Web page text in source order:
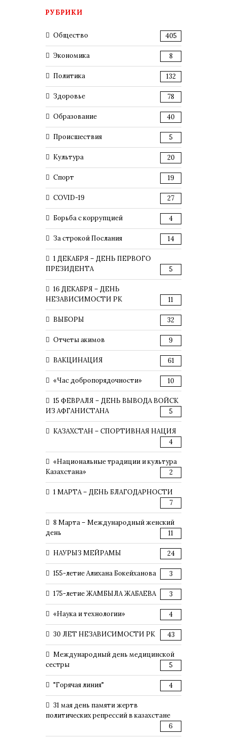
РУБРИКИ
Общество 405
Экономика 8
Политика 132
Здоровье 78
Образование 40
Происшествия 5
Культура 20
Спорт 19
COVID-19 27
Борьба с коррупцией 4
За строкой Послания 14
1 ДЕКАБРЯ – ДЕНЬ ПЕРВОГО
ПРЕЗИДЕНТА
5
16 ДЕКАБРЯ – ДЕНЬ
НЕЗАВИСИМОСТИ РК
11
ВЫБОРЫ 32
Отчеты акимов 9
ВАКЦИНАЦИЯ 61
«Час добропорядочности» 10
15 ФЕВРАЛЯ – ДЕНЬ ВЫВОДА ВОЙСК
ИЗ АФГАНИСТАНА
5
КАЗАХСТАН – СПОРТИВНАЯ НАЦИЯ
4
«Национальные традиции и культура
Казахстана»
2
1 МАРТА – ДЕНЬ БЛАГОДАРНОСТИ
7
8 Марта – Международный женский
день
11
НАУРЫЗ МЕЙРАМЫ 24
155-летие Алихана Бокейханова 3
175-летие ЖАМБЫЛА ЖАБАЕВА 3
«Наука и технологии» 4
30 ЛЕТ НЕЗАВИСИМОСТИ РК 43
Международный день медицинской
сестры
5
"Горячая линия" 4
31 мая день памяти жертв
политических репрессий в казахстане
6